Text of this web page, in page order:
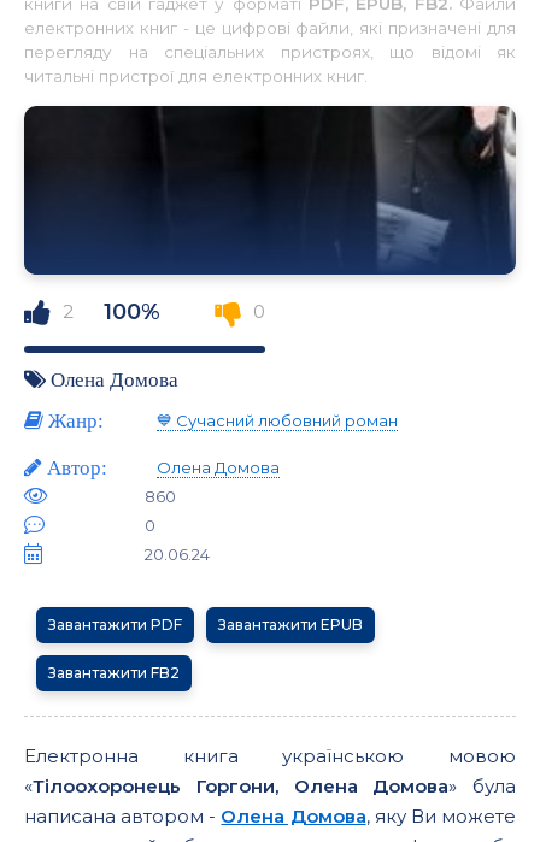
електронних книг - це цифрові файли, які призначені для
перегляду на спеціальних пристроях, що відомі як
читальні пристрої для електронних книг.
2 100% 0
Олена Домова
Жанр:
💙 Сучасний любовний роман
Автор:
Олена Домова
860
0
20.06.24
Завантажити PDF Завантажити EPUB
Завантажити FB2
Електронна книга українською мовою
«Тілоохоронець Горгони, Олена Домова» була
написана автором - Олена Домова, яку Ви можете